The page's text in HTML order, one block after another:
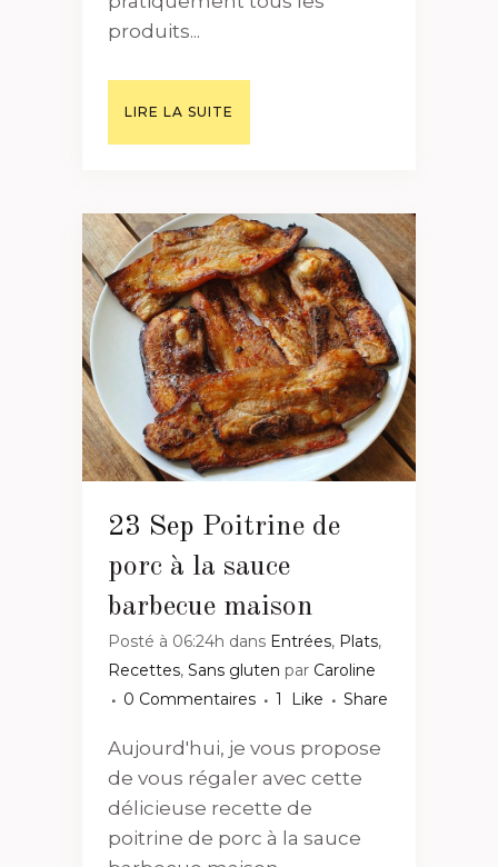
produits...
LIRE LA SUITE
23 Sep Poitrine de
porc à la sauce
barbecue maison
Posté à 06:24h dans Entrées, Plats,
Recettes, Sans gluten par Caroline
0 Commentaires
1 Like Share
Aujourd'hui, je vous propose
de vous régaler avec cette
délicieuse recette de
poitrine de porc à la sauce